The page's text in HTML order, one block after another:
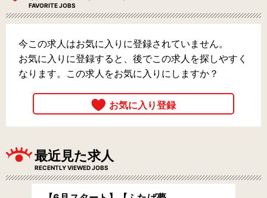
FAVORITE JOBS
今この求人はお気に入りに登録されていません。
お気に入りに登録すると、後でこの求人を探しやすく
なります。この求人をお気に入りにしますか？
最近見た求人
RECENTLY VIEWED JOBS